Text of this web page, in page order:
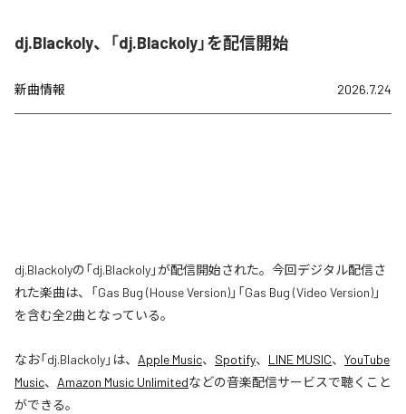
dj.Blackoly、「dj.Blackoly」を配信開始
新曲情報 2026.7.24
dj.Blackolyの「dj.Blackoly」が配信開始された。今回デジタル配信さ
れた楽曲は、「Gas Bug (House Version)」「Gas Bug (Video Version)」
を含む全2曲となっている。
なお「dj.Blackoly」は、 Apple Music、 Spotify、 LINE MUSIC、 YouTube
Music、 Amazon Music Unlimitedなどの音楽配信サービスで聴くこと
ができる。